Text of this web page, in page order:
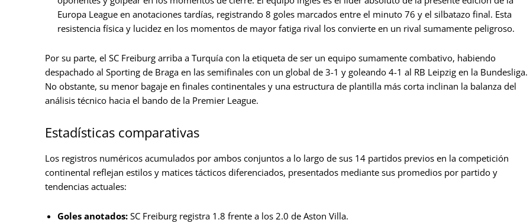
Europa League en anotaciones tardías, registrando 8 goles marcados entre el minuto 76 y el silbatazo final. Esta
resistencia física y lucidez en los momentos de mayor fatiga rival los convierte en un rival sumamente peligroso.
Por su parte, el SC Freiburg arriba a Turquía con la etiqueta de ser un equipo sumamente combativo, habiendo
despachado al Sporting de Braga en las semifinales con un global de 3-1 y goleando 4-1 al RB Leipzig en la Bundesliga.
No obstante, su menor bagaje en finales continentales y una estructura de plantilla más corta inclinan la balanza del
análisis técnico hacia el bando de la Premier League.
Estadísticas comparativas
Los registros numéricos acumulados por ambos conjuntos a lo largo de sus 14 partidos previos en la competición
continental reflejan estilos y matices tácticos diferenciados, presentados mediante sus promedios por partido y
tendencias actuales:
Goles anotados: SC Freiburg registra 1.8 frente a los 2.0 de Aston Villa.